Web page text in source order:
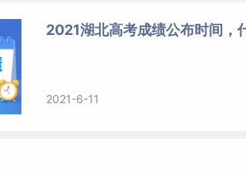
2021湖北高考成绩公布时间，
2021-6-11